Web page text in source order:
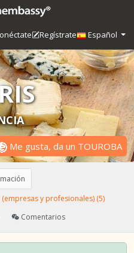
Regístrate Español
Me gusta, da un TOUROBA
y profesionales) (5)
Comentarios